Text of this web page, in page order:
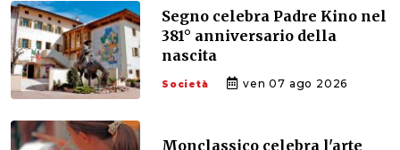
Segno celebra Padre Kino nel
381° anniversario della
nascita
Società ven 07 ago 2026
Monclassico celebra l'arte